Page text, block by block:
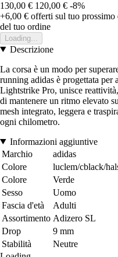
130,00 € 120,00 € -8%
+6,00 € offerti sul tuo prossimo
del tuo ordine
Loading...
Descrizione
La corsa è un modo per
running adidas è progettata per
Lightstrike Pro, unisce
di mantenere un ritmo elevato
mesh integrato, leggera e
ogni chilometro.
Informazioni aggiuntive
Marchio
adidas
Colore
luclem/cblack/
Colore
Verde
Sesso
Uomo
Fascia d'età
Adulti
Assortimento Adizero SL
Drop
9 mm
Stabilità
Neutre